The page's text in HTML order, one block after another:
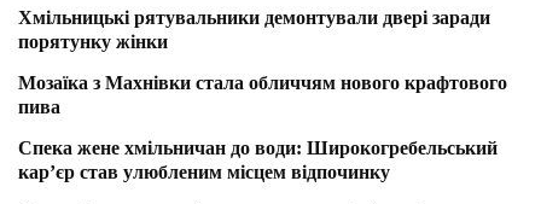
Хмільницькі рятувальники демонтували двері заради
порятунку жінки
Мозаїка з Махнівки стала обличчям нового крафтового
пива
Спека жене хмільничан до води: Широкогребельський
кар’єр став улюбленим місцем відпочинку